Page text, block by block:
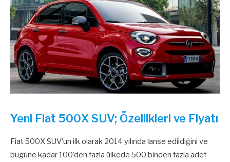
Yeni Fiat 500X SUV; Özellikleri ve Fiyatı
Fiat 500X SUV’un ilk olarak 2014 yılında lanse edildiğini ve
bugüne kadar 100’den fazla ülkede 500 binden fazla adet